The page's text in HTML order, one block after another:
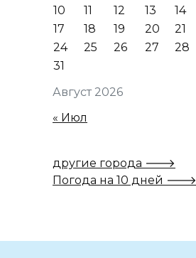
Август 2026
10
11 12 13 14
17
18 19 20 21
24
25 26 27 28
31
« Июл
другие города 🡒
Погода на 10 дней 🡒